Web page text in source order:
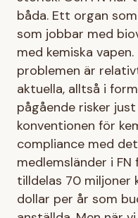
båda. Ett organ
som jobbar med
med kemiska
problemen är
aktuella, alltså i
pågående risker
konventionen för
compliance med
medlemsländer i
tilldelas 70 miljoner
dollar per år som